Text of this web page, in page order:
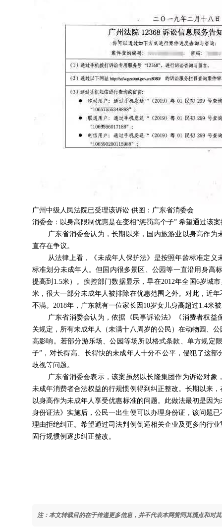
广州中级人民法院已受理该诉讼 供图：广东省消委会
消委会：以身高限制优惠是在变相“惩罚高个子” 希望通过该
广东省消委会认为，长期以来，国内旅游业以身高作
直存在争议。
从法律上看，《未成年人保护法》是按照年龄标准定
标准划分未成年人。但国内很多景区、公园等一直沿用身高
提高到1.5米）。疾控部门数据显示，早在2012年全国6岁城
米，很大一部分未成年人被排除在优惠范围之外。对此，近
不满。2018年，广东就有一位家长因10岁女儿身高超过1.4米
广东省消委会认为，依据《民事诉讼法》《消费者权
关规定，所有未成年人（未满十八周岁的公民）在动物园、
高影响。若部分游乐场、公园等场所以格式条款、单方规定
子”，对长得高、长得快的未成年人十分不公平，侵犯了这
歧视等问题。
广东省消委会表示，该案虽然以长隆集团作为诉讼对
未成年消费者合法权益的行规惯例得到纠正整改。长期以来
以身高作为未成年人享受优惠标准的问题。此做法最初是因
身份证法》实施后，公民一出生便可以办理身份证，该问题
理由拒绝纠正。希望通过司法判例倒逼相关企业及更多的行
固行规惯例逐步纠正整改。
注：本文转载目的在于传递更多信息，并不代表本网赞同其观点和对